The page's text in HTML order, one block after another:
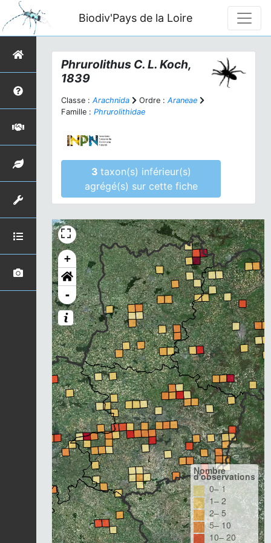
Biodiv'Pays de la Loire
Phrurolithus C. L. Koch,
1839
Classe : Arachnida Ordre : Araneae
Famille : Phrurolithidae
3 taxon(s) inférieur(s)
agrégé(s) sur cette fiche
+
-
Nombre
d'observations
0– 1
1– 2
2– 5
5– 10
10– 20